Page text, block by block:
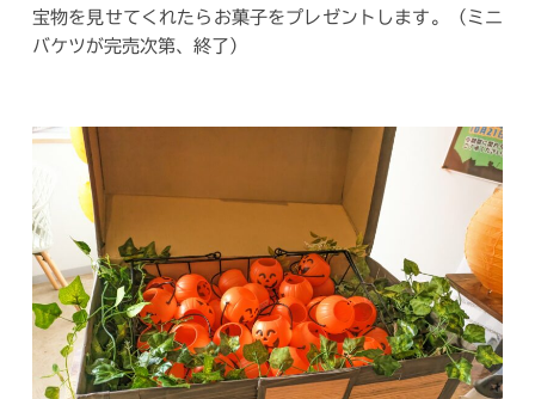
宝物を見せてくれたらお菓子をプレゼントします。（ミニ
バケツが完売次第、終了）